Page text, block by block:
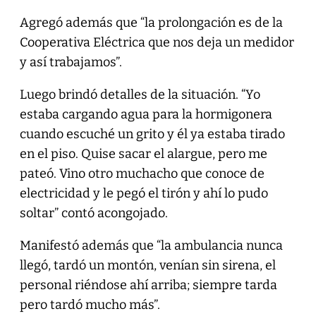
Agregó además que “la prolongación es de la
Cooperativa Eléctrica que nos deja un medidor
y así trabajamos”.
Luego brindó detalles de la situación. “Yo
estaba cargando agua para la hormigonera
cuando escuché un grito y él ya estaba tirado
en el piso. Quise sacar el alargue, pero me
pateó. Vino otro muchacho que conoce de
electricidad y le pegó el tirón y ahí lo pudo
soltar” contó acongojado.
Manifestó además que “la ambulancia nunca
llegó, tardó un montón, venían sin sirena, el
personal riéndose ahí arriba; siempre tarda
pero tardó mucho más”.